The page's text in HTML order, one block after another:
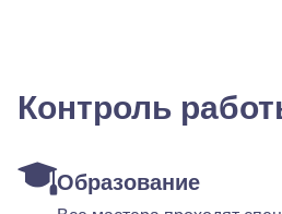
Контроль
Образование